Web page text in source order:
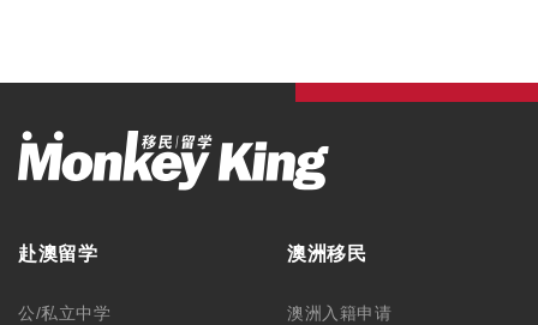
赴澳留学
公/私立中学
澳洲移民
澳洲入籍申请